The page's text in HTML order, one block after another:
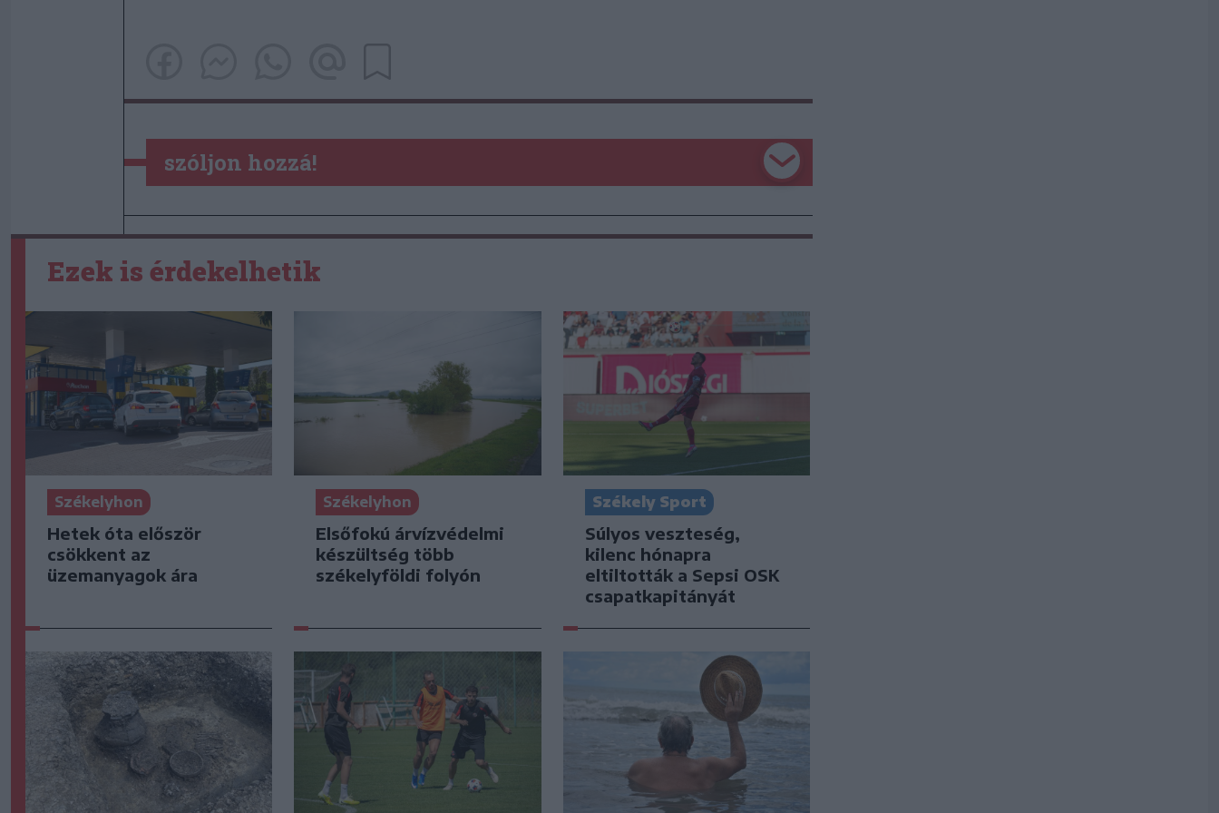
szóljon hozzá!
Ezek is érdekelhetik
Székelyhon
Hetek óta először
csökkent az
üzemanyagok ára
Székelyhon
Elsőfokú árvízvédelmi
készültség több
székelyföldi folyón
Székely Sport
Súlyos veszteség,
kilenc hónapra
eltiltották a Sepsi OSK
csapatkapitányát